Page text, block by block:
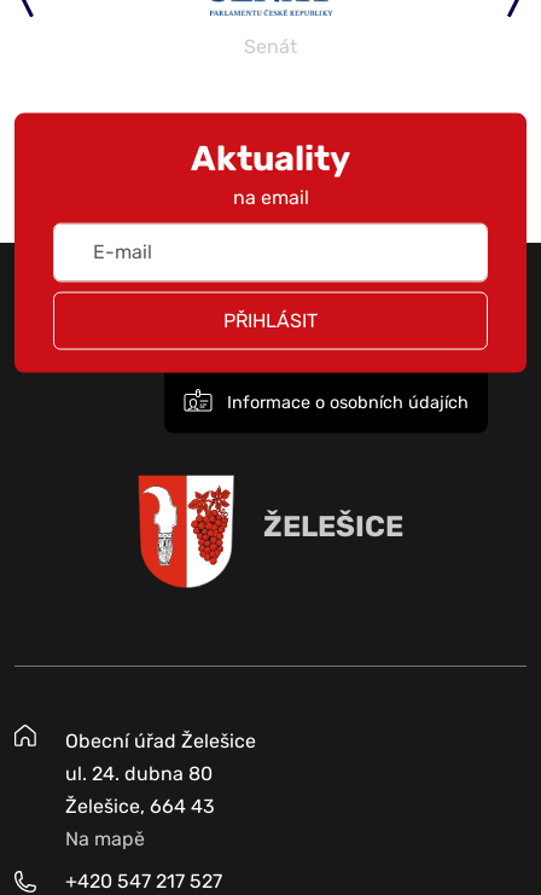
Senát
Aktuality
na email
PŘIHLÁSIT
Informace o osobních údajích
ŽELEŠICE
Obecní úřad Želešice
ul. 24. dubna 80
Želešice, 664 43
Na mapě
+420 547 217 527